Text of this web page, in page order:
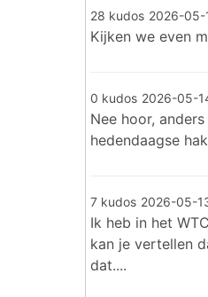
28 kudos 2026-05-
Kijken we even
0 kudos 2026-05-
Nee hoor,
hedendaagse
7 kudos 2026-05-
Ik heb in het
kan je vertellen
dat....